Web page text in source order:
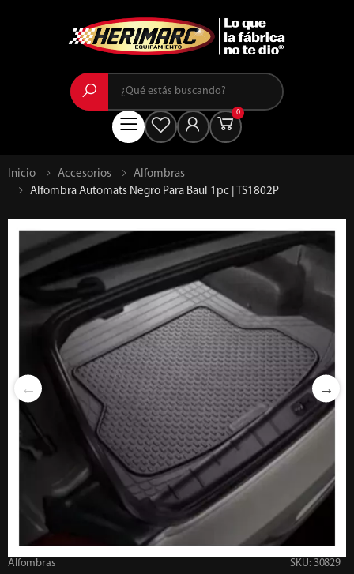
Buscar
Menú
0
Inicio Accesorios
Alfombras
Alfombra Automats Negro Para Baul 1pc | TS1802P
Alfombras SKU: 30829